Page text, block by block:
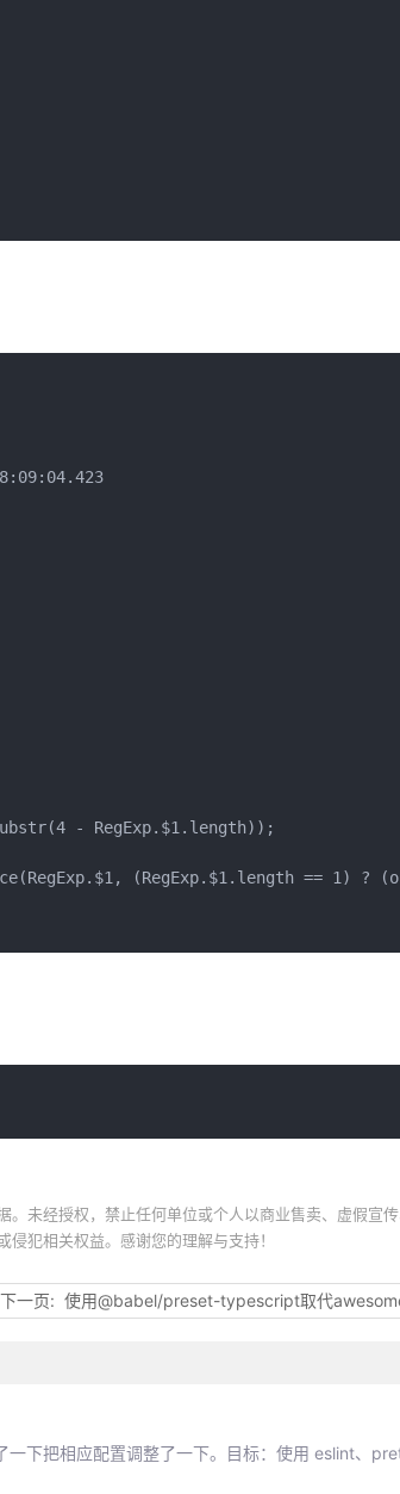
- RegExp.$1.length));
(RegExp.$1.length == 1) ?
未经授权，禁止任何单位或个人以商业售卖、虚假宣
犯相关权益。感谢您的理解与支持！
下一页:使用@babel/preset-typescript取代awesome-typescript-loader和
下把相应配置调整了一下。目标：使用 eslint、